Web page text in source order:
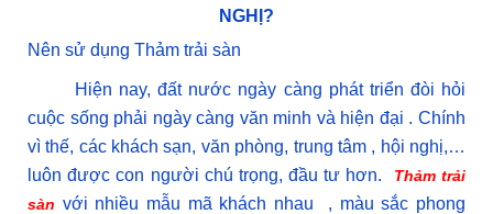
NGHỊ?
Nên sử dụng Thảm trải sàn
Hiện nay, đất nước ngày càng phát triển đòi hỏi
cuộc sống phải ngày càng văn minh và hiện đại . Chính
vì thế, các khách sạn, văn phòng, trung tâm , hội nghị,…
luôn được con người chú trọng, đầu tư hơn.
Thảm trải
sàn với nhiều mẫu mã khách nhau , màu sắc phong